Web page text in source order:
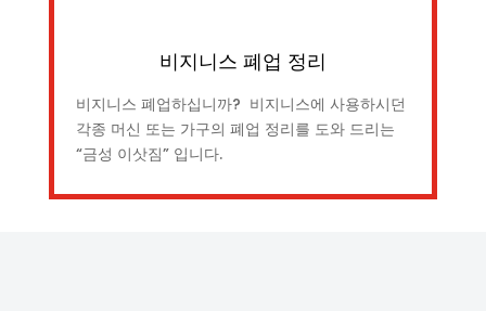
비지니스 폐업 정리
비지니스 폐업하십니까? 비지니스에 사용하시던
각종 머신 또는 가구의 폐업 정리를 도와 드리는
“금성 이삿짐” 입니다.